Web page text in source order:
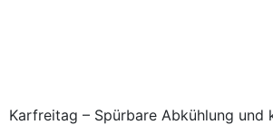
Karfreitag – Spürbare Abkühlung und